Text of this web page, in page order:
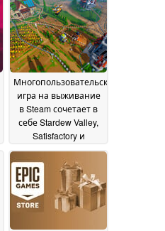
2025
Многопользовательская
игра на выживание
в Steam сочетает в
себе Stardew Valley,
Satisfactory и
Subnautica с
внешним видом
Solarpunk - 350%
средств собрано на
Kickstarter10 May 2025